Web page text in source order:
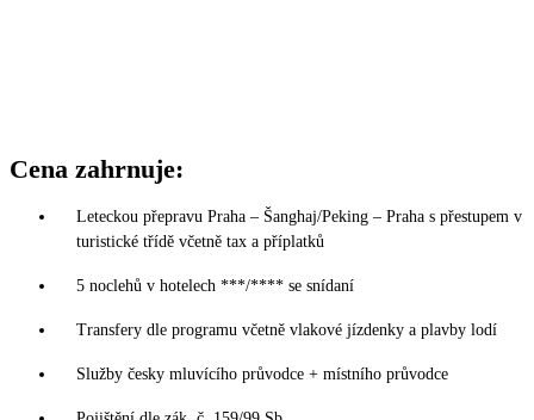
Cena zahrnuje:
Leteckou přepravu Praha – Šanghaj/Peking – Praha s přestupem v
turistické třídě včetně tax a příplatků
5 noclehů v hotelech ***/**** se snídaní
Transfery dle programu včetně vlakové jízdenky a plavby lodí
Služby česky mluvícího průvodce + místního průvodce